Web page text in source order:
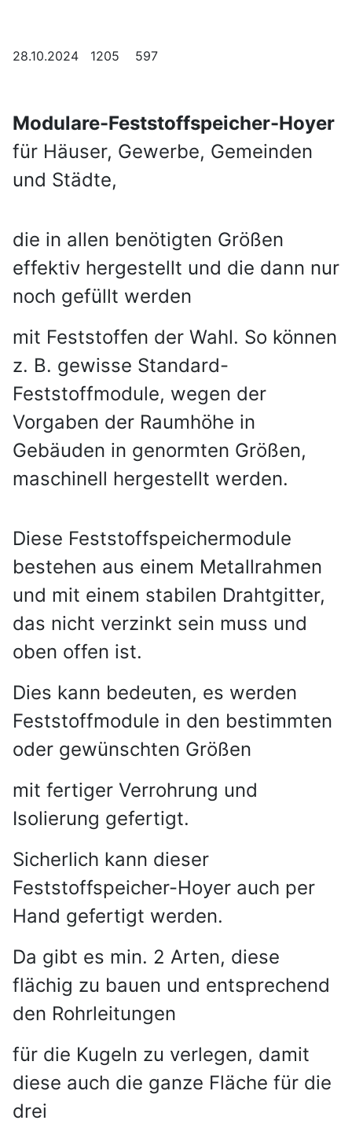
28.10.2024 1205 597
Modulare-Feststoffspeicher-Hoyer
für Häuser, Gewerbe, Gemeinden
und Städte,
die in allen benötigten Größen
effektiv hergestellt und die dann nur
noch gefüllt werden
mit Feststoffen der Wahl. So können
z. B. gewisse Standard-
Feststoffmodule, wegen der
Vorgaben der Raumhöhe in
Gebäuden in genormten Größen,
maschinell hergestellt werden.
Diese Feststoffspeichermodule
bestehen aus einem Metallrahmen
und mit einem stabilen Drahtgitter,
das nicht verzinkt sein muss und
oben offen ist.
Dies kann bedeuten, es werden
Feststoffmodule in den bestimmten
oder gewünschten Größen
mit fertiger Verrohrung und
Isolierung gefertigt.
Sicherlich kann dieser
Feststoffspeicher-Hoyer auch per
Hand gefertigt werden.
Da gibt es min. 2 Arten, diese
flächig zu bauen und entsprechend
den Rohrleitungen
für die Kugeln zu verlegen, damit
diese auch die ganze Fläche für die
drei